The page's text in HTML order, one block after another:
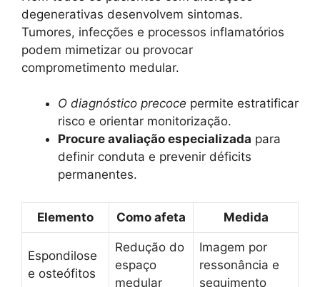
degenerativas desenvolvem sintomas.
Tumores, infecções e processos inflamatórios
podem mimetizar ou provocar
comprometimento medular.
O diagnóstico precoce permite estratificar
risco e orientar monitorização.
Procure avaliação especializada para
definir conduta e prevenir déficits
permanentes.
Elemento Como afeta Medida
Espondilose
e osteófitos
Redução do
espaço
medular
Imagem por
ressonância e
seguimento